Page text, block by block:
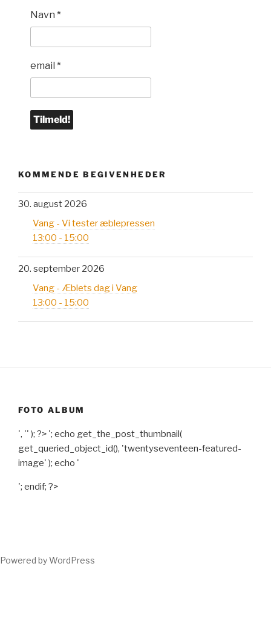
Navn *
email *
KOMMENDE BEGIVENHEDER
30. august 2026
Vang - Vi tester æblepressen
13:00 - 15:00
20. september 2026
Vang - Æblets dag i Vang
13:00 - 15:00
FOTO ALBUM
', '' ); ?> '; echo get_the_post_thumbnail(
get_queried_object_id(), 'twentyseventeen-featured-
image' ); echo '
'; endif; ?>
Powered by WordPress